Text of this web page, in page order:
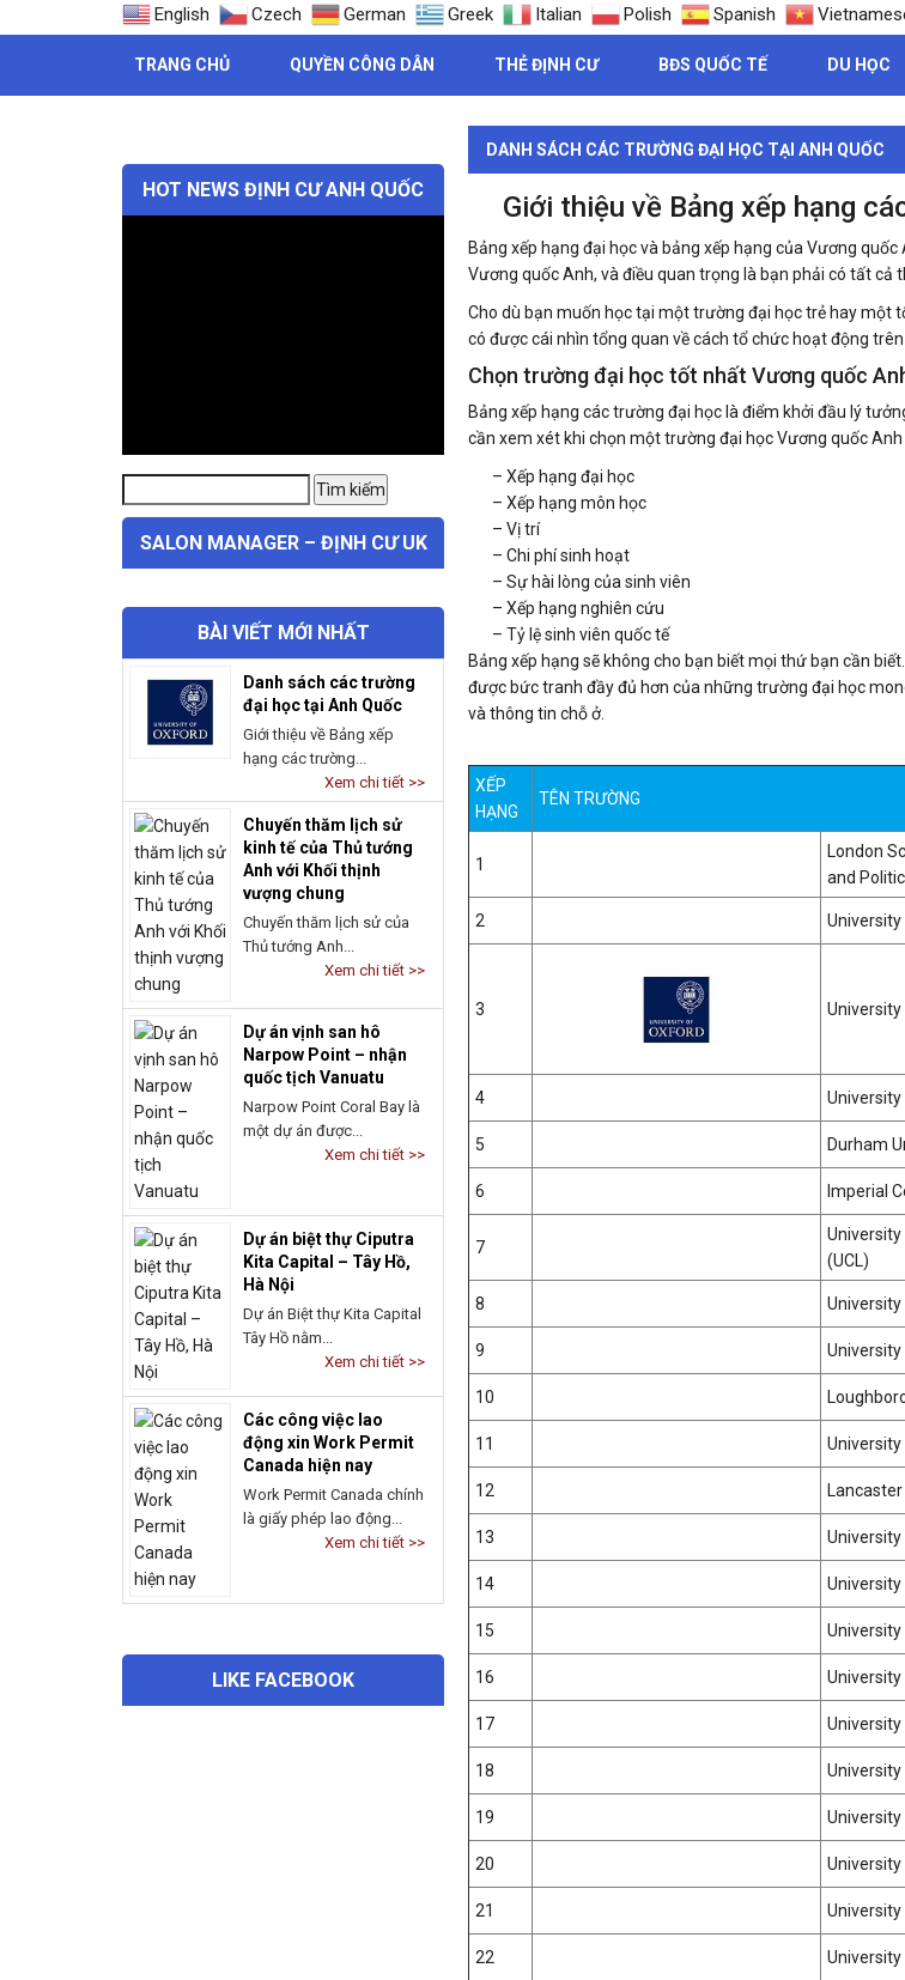
English Czech German Greek Italian Polish Spanish
TRANG CHỦ QUYỀN CÔNG DÂN THẺ ĐỊNH CƯ BĐS QUỐC TẾ DU HỌC
DANH SÁCH CÁC TRƯỜNG ĐẠI HỌC TẠI ANH QUỐC
Giới thiệu về Bảng xếp hạng
Bảng xếp hạng đại học và bảng xếp hạng của Vương
Vương quốc Anh, và điều quan trọng là bạn phải có tất cả
Cho dù bạn muốn học tại một trường đại học trẻ hay một
có được cái nhìn tổng quan về cách tổ chức hoạt động
Chọn trường đại học tốt nhất Vương quốc
Bảng xếp hạng các trường đại học là điểm khởi đầu lý
cần xem xét khi chọn một trường đại học Vương quốc
– Xếp hạng đại học
– Xếp hạng môn học
– Vị trí
– Chi phí sinh hoạt
– Sự hài lòng của sinh viên
– Xếp hạng nghiên cứu
– Tỷ lệ sinh viên quốc tế
Bảng xếp hạng sẽ không cho bạn biết mọi thứ bạn cần
được bức tranh đầy đủ hơn của những trường đại học
và thông tin chỗ ở.
XẾP
HẠNG
TÊN TRƯỜNG
1
London
and
2
3
4
5 Durham
6 Imperial
7
University
(UCL)
8
9
10
11 University
12
13
14
15
16
17
18
19
20
21
22
HOT NEWS ĐỊNH CƯ ANH QUỐC
kiếm:
Tìm kiếm
SALON MANAGER – ĐỊNH CƯ UK
BÀI VIẾT MỚI NHẤT
Danh sách các trường
đại học tại Anh Quốc
Giới thiệu về Bảng xếp
hạng các trường...
Xem chi tiết >>
Chuyến thăm lịch sử
kinh tế của Thủ tướng
Anh với Khối thịnh
vượng chung
Chuyến thăm lịch sử của
Thủ tướng Anh...
Xem chi tiết >>
Dự án vịnh san hô
Narpow Point – nhận
quốc tịch Vanuatu
Narpow Point Coral Bay là
một dự án được...
Xem chi tiết >>
Dự án biệt thự Ciputra
Kita Capital – Tây Hồ,
Hà Nội
Dự án Biệt thự Kita Capital
Tây Hồ nằm...
Xem chi tiết >>
Các công việc lao
động xin Work Permit
Canada hiện nay
Work Permit Canada chính
là giấy phép lao động...
Xem chi tiết >>
LIKE FACEBOOK